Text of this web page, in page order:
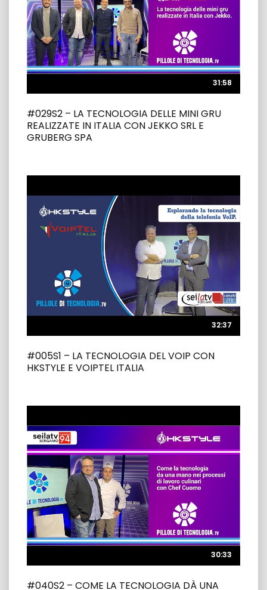
31:58
31:58
#029S2 – LA TECNOLOGIA DELLE MINI GRU
REALIZZATE IN ITALIA CON JEKKO SRL E
GRUBERG SPA
32:37
32:37
#005S1 – LA TECNOLOGIA DEL VOIP CON
HKSTYLE E VOIPTEL ITALIA
30:33
30:33
#040S2 – COME LA TECNOLOGIA DÀ UNA